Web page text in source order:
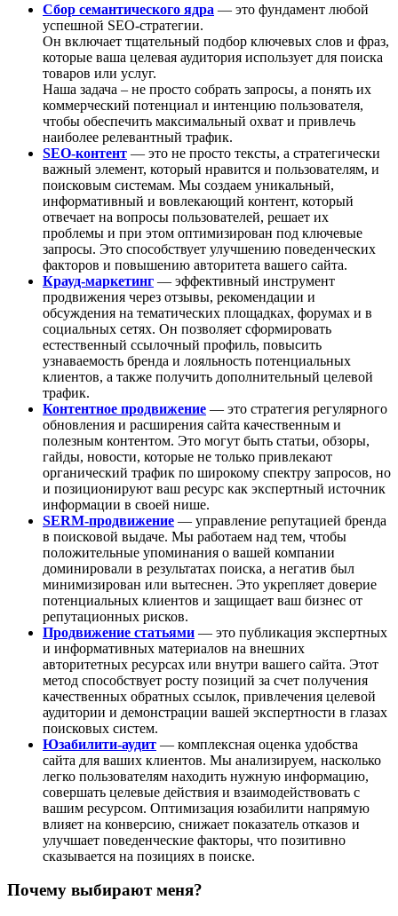
Сбор семантического ядра — это фундамент любой
успешной SEO-стратегии.
Он включает тщательный подбор ключевых слов и фраз,
которые ваша целевая аудитория использует для поиска
товаров или услуг.
Наша задача – не просто собрать запросы, а понять их
коммерческий потенциал и интенцию пользователя,
чтобы обеспечить максимальный охват и привлечь
наиболее релевантный трафик.
SEO-контент — это не просто тексты, а стратегически
важный элемент, который нравится и пользователям, и
поисковым системам. Мы создаем уникальный,
информативный и вовлекающий контент, который
отвечает на вопросы пользователей, решает их
проблемы и при этом оптимизирован под ключевые
запросы. Это способствует улучшению поведенческих
факторов и повышению авторитета вашего сайта.
Крауд-маркетинг — эффективный инструмент
продвижения через отзывы, рекомендации и
обсуждения на тематических площадках, форумах и в
социальных сетях. Он позволяет сформировать
естественный ссылочный профиль, повысить
узнаваемость бренда и лояльность потенциальных
клиентов, а также получить дополнительный целевой
трафик.
Контентное продвижение — это стратегия регулярного
обновления и расширения сайта качественным и
полезным контентом. Это могут быть статьи, обзоры,
гайды, новости, которые не только привлекают
органический трафик по широкому спектру запросов, но
и позиционируют ваш ресурс как экспертный источник
информации в своей нише.
SERM-продвижение — управление репутацией бренда
в поисковой выдаче. Мы работаем над тем, чтобы
положительные упоминания о вашей компании
доминировали в результатах поиска, а негатив был
минимизирован или вытеснен. Это укрепляет доверие
потенциальных клиентов и защищает ваш бизнес от
репутационных рисков.
Продвижение статьями — это публикация экспертных
и информативных материалов на внешних
авторитетных ресурсах или внутри вашего сайта. Этот
метод способствует росту позиций за счет получения
качественных обратных ссылок, привлечения целевой
аудитории и демонстрации вашей экспертности в глазах
поисковых систем.
Юзабилити-аудит — комплексная оценка удобства
сайта для ваших клиентов. Мы анализируем, насколько
легко пользователям находить нужную информацию,
совершать целевые действия и взаимодействовать с
вашим ресурсом. Оптимизация юзабилити напрямую
влияет на конверсию, снижает показатель отказов и
улучшает поведенческие факторы, что позитивно
сказывается на позициях в поиске.
Почему выбирают меня?